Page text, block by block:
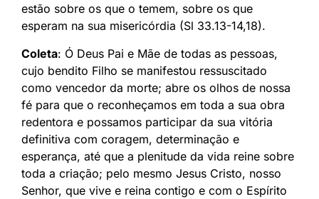
estão sobre os que o temem, sobre os que
esperam na sua misericórdia (Sl 33.13-14,18).
Coleta: Ó Deus Pai e Mãe de todas as pessoas,
cujo bendito Filho se manifestou ressuscitado
como vencedor da morte; abre os olhos de nossa
fé para que o reconheçamos em toda a sua obra
redentora e possamos participar da sua vitória
definitiva com coragem, determinação e
esperança, até que a plenitude da vida reine sobre
toda a criação; pelo mesmo Jesus Cristo, nosso
Senhor, que vive e reina contigo e com o Espírito